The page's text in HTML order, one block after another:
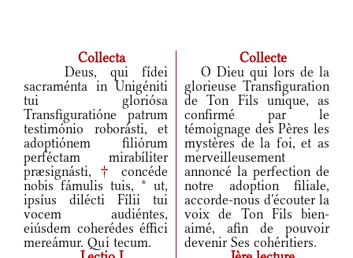
Collecta
Collecte
Deus, qui fídei
sacraménta in Unigéniti
tui gloriósa
Transfiguratióne patrum
testimónio roborásti, et
adoptiónem filiórum
perféctam mirabíliter
præsignásti, †
concéde
nobis fámulis tuis, * ut,
ipsíus dilécti Fílii tui
vocem audiéntes,
eiúsdem coherédes éffici
mereámur. Qui tecum.
O Dieu qui lors de la
glorieuse Transfiguration
de Ton Fils unique, as
confirmé par le
témoignage des Pères les
mystères de la foi, et as
merveilleusement
annoncé la perfection de
notre adoption filiale,
accorde-nous d'écouter la
voix de Ton Fils bien-
aimé, afin de pouvoir
devenir Ses cohéritiers.